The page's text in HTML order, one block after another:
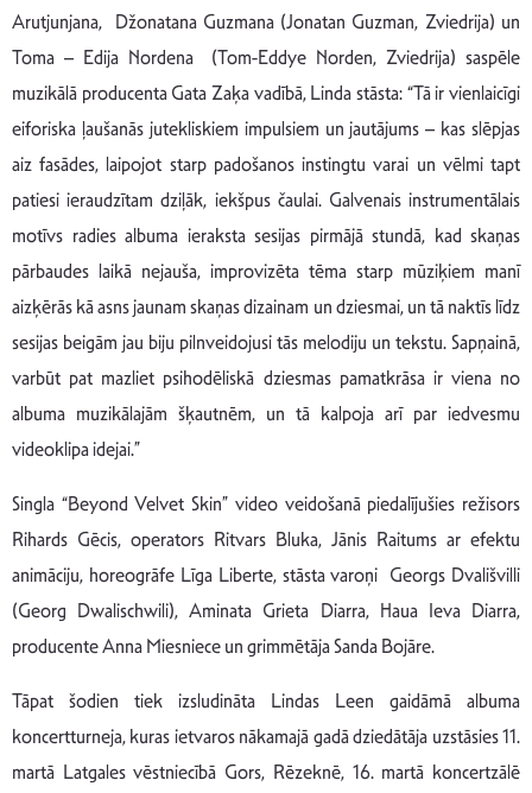
Arutjunjana, Džonatana Guzmana (Jonatan Guzman, Zviedrija) un
Toma – Edija Nordena (Tom-Eddye Norden, Zviedrija) saspēle
muzikālā producenta Gata Zaķa vadībā, Linda stāsta: “Tā ir vienlaicīgi
eiforiska ļaušanās jutekliskiem impulsiem un jautājums – kas slēpjas
aiz fasādes, laipojot starp padošanos instingtu varai un vēlmi tapt
patiesi ieraudzītam dziļāk, iekšpus čaulai. Galvenais instrumentālais
motīvs radies albuma ieraksta sesijas pirmājā stundā, kad skaņas
pārbaudes laikā nejauša, improvizēta tēma starp mūziķiem manī
aizķērās kā asns jaunam skaņas dizainam un dziesmai, un tā naktīs līdz
sesijas beigām jau biju pilnveidojusi tās melodiju un tekstu. Sapņainā,
varbūt pat mazliet psihodēliskā dziesmas pamatkrāsa ir viena no
albuma muzikālajām šķautnēm, un tā kalpoja arī par iedvesmu
videoklipa idejai.”
Singla “Beyond Velvet Skin” video veidošanā piedalījušies režisors
Rihards Gēcis, operators Ritvars Bluka, Jānis Raitums ar efektu
animāciju, horeogrāfe Līga Liberte, stāsta varoņi Georgs Dvališvilli
(Georg Dwalischwili), Aminata Grieta Diarra, Haua Ieva Diarra,
producente Anna Miesniece un grimmētāja Sanda Bojāre.
Tāpat šodien tiek izsludināta Lindas Leen gaidāmā albuma
koncertturneja, kuras ietvaros nākamajā gadā dziedātāja uzstāsies 11.
martā Latgales vēstniecībā Gors, Rēzeknē, 16. martā koncertzālē